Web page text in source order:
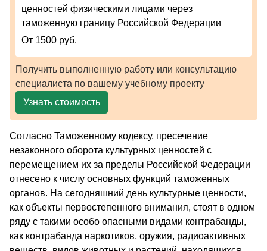
ценностей физическими лицами через
таможенную границу Российской Федерации
От 1500 руб.
Получить выполненную работу или консультацию
специалиста по вашему учебному проекту
Узнать стоимость
Согласно Таможенному кодексу, пресечение
незаконного оборота культурных ценностей с
перемещением их за пределы Российской Федерации
отнесено к числу основных функций таможенных
органов. На сегодняшний день культурные ценности,
как объекты первостепенного внимания, стоят в одном
ряду с такими особо опасными видами контрабанды,
как контрабанда наркотиков, оружия, радиоактивных